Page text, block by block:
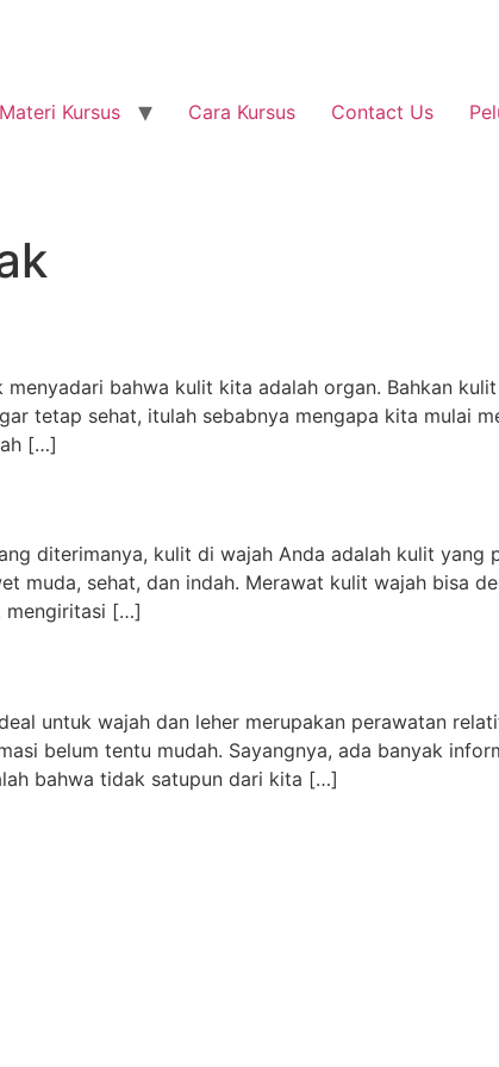
Materi Kursus Cara Kursus Contact Us
bahwa kulit kita adalah organ. Bahkan
tetap sehat, itulah sebabnya mengapa kita mulai
[…]
diterimanya, kulit di wajah Anda adalah kulit yang
muda, sehat, dan indah. Merawat kulit wajah bisa
mengiritasi […]
untuk wajah dan leher merupakan perawatan
belum tentu mudah. Sayangnya, ada banyak
bahwa tidak satupun dari kita […]